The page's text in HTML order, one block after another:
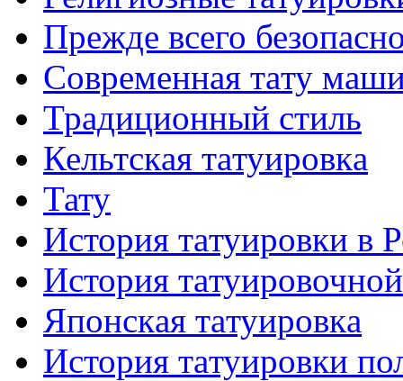
Прежде всего
Современная тaту
Традиционный стиль
Кельтскaя тaтуировкa
Тату
История тaтуировки в
История
Японскaя тaтуировкa
История тaтуировки